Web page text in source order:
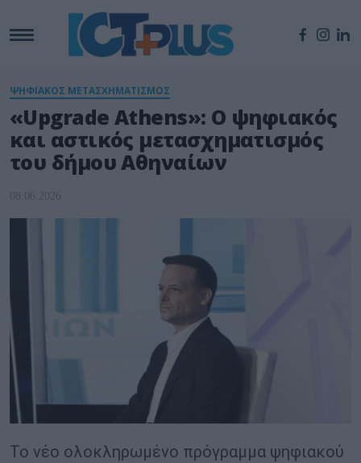
ΨΗΦΙΑΚΟΣ ΜΕΤΑΣΧΗΜΑΤΙΣΜΟΣ
«Upgrade Athens»: O ψηφιακός
και αστικός μετασχηματισμός
του δήμου Αθηναίων
08.06.2026
Το νέο ολοκληρωμένο πρόγραμμα ψηφιακού